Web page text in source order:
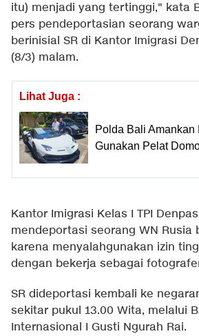
itu) menjadi yang tertinggi," kata
pers pendeportasian seorang
berinisial SR di Kantor Imigrasi
(8/3) malam.
Lihat Juga :
Polda Bali
Gunakan Pelat
Kantor Imigrasi Kelas I TPI
mendeportasi seorang WN Rusia
karena menyalahgunakan izin
dengan bekerja sebagai
SR dideportasi kembali ke
sekitar pukul 13.00 Wita, melalui
Internasional I Gusti Ngurah Rai.